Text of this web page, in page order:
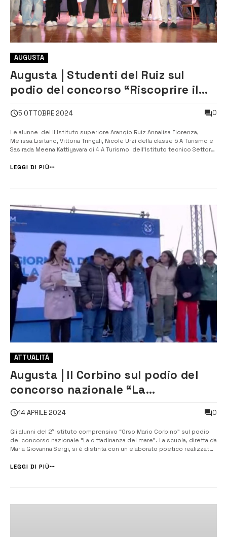
AUGUSTA
Augusta | Studenti del Ruiz sul
podio del concorso “Riscoprire il
5 OTTOBRE 2024 0
Le alunne del II Istituto superiore Arangio Ruiz Annalisa Fiorenza,
Melissa Lisitano, Vittoria Tringali, Nicole Urzì della classe 5 A Turismo e
Sasirada Meena Kattiyavara di 4 A Turismo dell’Istituto tecnico Settore
giornalistico “Riscoprire il valore del cibo: Educa...
LEGGI DI PIÙ
ATTUALITÀ
Augusta | Il Corbino sul podio del
concorso nazionale “La
14 APRILE 2024 0
Gli alunni del 2° Istituto comprensivo “Orso Mario Corbino” sul podio
del concorso nazionale “La cittadinanza del mare”. La scuola, diretta da
Maria Giovanna Sergi, si è distinta con un elaborato poetico realizzato
primo grado dal titolo “Il mare, fonte di vita: un ecosiste...
LEGGI DI PIÙ